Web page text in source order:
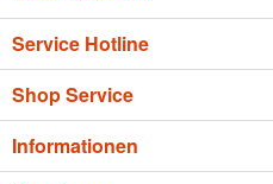
Service Hotline
Shop Service
Informationen